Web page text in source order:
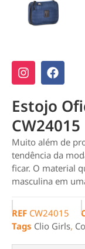
Estojo
CW24015
Muito além de
tendência da
ficar. O material
masculina em
REF CW24015
Tags Clio Girls,